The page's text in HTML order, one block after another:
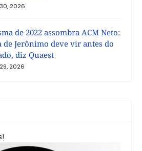
2026
de 2022 assombra ACM Neto:
de Jerônimo deve vir antes do
diz Quaest
2026